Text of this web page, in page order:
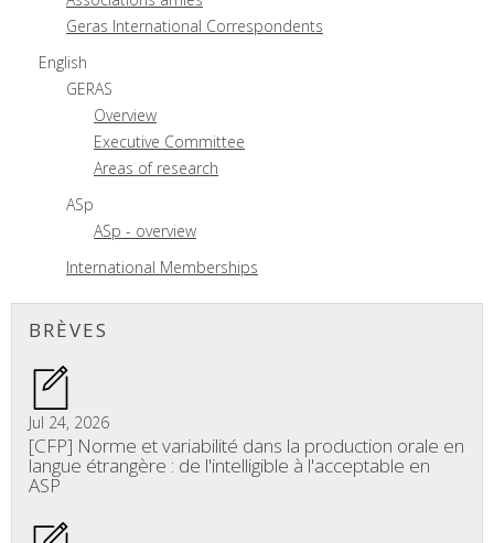
Geras International Correspondents
English
GERAS
Overview
Executive Committee
Areas of research
ASp
ASp - overview
International Memberships
BRÈVES
Jul 24, 2026
[CFP] Norme et variabilité dans la production orale en
langue étrangère : de l'intelligible à l'acceptable en
ASP